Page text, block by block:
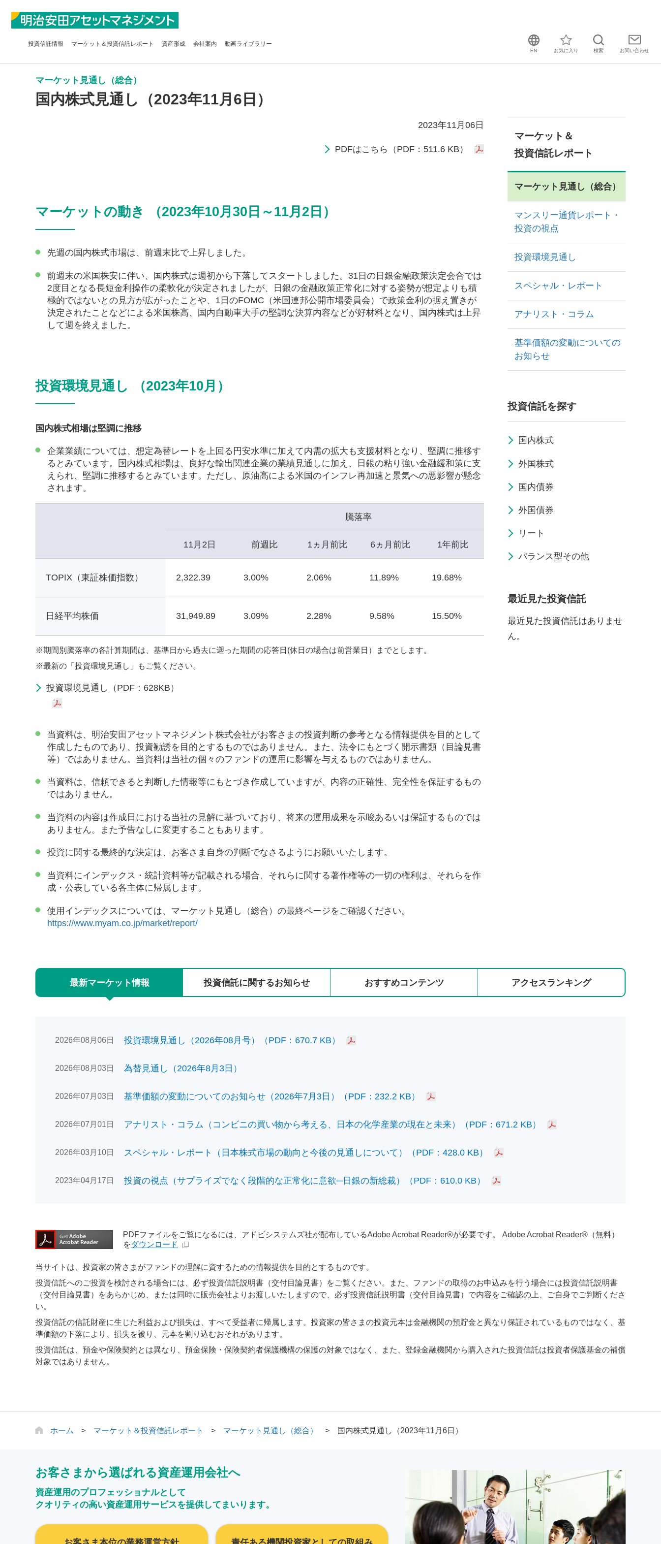
投資信託情報 マーケット＆投資信託レポート 資産形成 会社案内 動画ライブラリー
EN お気に入り 検索 お問い合わせ
マーケット見通し（総合）
国内株式見通し（2023年11月6日）
2023年11月06日
PDFはこちら（PDF：511.6 KB）
マーケットの動き （2023年10月30日～11月2日）
先週の国内株式市場は、前週末比で上昇しました。
前週末の米国株安に伴い、国内株式は週初から下落してスタートしました。31日の日銀金融政策決定会合では
2度目となる長短金利操作の柔軟化が決定されましたが、日銀の金融政策正常化に対する姿勢が想定よりも積
極的ではないとの見方が広がったことや、1日のFOMC（米国連邦公開市場委員会）で政策金利の据え置きが
決定されたことなどによる米国株高、国内自動車大手の堅調な決算内容などが好材料となり、国内株式は上昇
して週を終えました。
投資環境見通し （2023年10月）
国内株式相場は堅調に推移
企業業績については、想定為替レートを上回る円安水準に加えて内需の拡大も支援材料となり、堅調に推移す
るとみています。国内株式相場は、良好な輸出関連企業の業績見通しに加え、日銀の粘り強い金融緩和策に支
えられ、堅調に推移するとみています。ただし、原油高による米国のインフレ再加速と景気への悪影響が懸念
されます。
騰落率
11月2日 前週比 1ヵ月前比 6ヵ月前比 1年前比
TOPIX（東証株価指数） 2,322.39 3.00% 2.06% 11.89% 19.68%
日経平均株価 31,949.89 3.09% 2.28% 9.58% 15.50%
※期間別騰落率の各計算期間は、基準日から過去に遡った期間の応答日(休日の場合は前営業日）までとします。
※最新の「投資環境見通し」もご覧ください。
投資環境見通し（PDF：628KB）
当資料は、明治安田アセットマネジメント株式会社がお客さまの投資判断の参考となる情報提供を目的として
作成したものであり、投資勧誘を目的とするものではありません。また、法令にもとづく開示書類（目論見書
等）ではありません。当資料は当社の個々のファンドの運用に影響を与えるものではありません。
当資料は、信頼できると判断した情報等にもとづき作成していますが、内容の正確性、完全性を保証するもの
ではありません。
当資料の内容は作成日における当社の見解に基づいており、将来の運用成果を示唆あるいは保証するものでは
ありません。また予告なしに変更することもあります。
投資に関する最終的な決定は、お客さま自身の判断でなさるようにお願いいたします。
当資料にインデックス・統計資料等が記載される場合、それらに関する著作権等の一切の権利は、それらを作
成・公表している各主体に帰属します。
使用インデックスについては、マーケット見通し（総合）の最終ページをご確認ください。
https://www.myam.co.jp/market/report/
マーケット＆
投資信託レポート
マーケット見通し（総合）
マンスリー通貨レポート・
投資の視点
投資環境見通し
スペシャル・レポート
アナリスト・コラム
基準価額の変動についての
お知らせ
投資信託を探す
国内株式
外国株式
国内債券
外国債券
リート
バランス型その他
最近見た投資信託
最近見た投資信託はありませ
ん。
最新マーケット情報 投資信託に関するお知らせ おすすめコンテンツ アクセスランキング
2026年08月06日 投資環境見通し（2026年08月号）（PDF：670.7 KB）
2026年08月03日 為替見通し（2026年8月3日）
2026年07月03日 基準価額の変動についてのお知らせ（2026年7月3日）（PDF：232.2 KB）
2026年07月01日 アナリスト・コラム（コンビニの買い物から考える、日本の化学産業の現在と未来）（PDF：671.2 KB）
2026年03月10日 スペシャル・レポート（日本株式市場の動向と今後の見通しについて）（PDF：428.0 KB）
2023年04月17日 投資の視点（サプライズでなく段階的な正常化に意欲─日銀の新総裁）（PDF：610.0 KB）
PDFファイルをご覧になるには、アドビシステムズ社が配布しているAdobe Acrobat Reader®が必要です。 Adobe Acrobat Reader®（無料）
をダウンロード
当サイトは、投資家の皆さまがファンドの理解に資するための情報提供を目的とするものです。
投資信託へのご投資を検討される場合には、必ず投資信託説明書（交付目論見書）をご覧ください。また、ファンドの取得のお申込みを行う場合には投資信託説明書
（交付目論見書）をあらかじめ、または同時に販売会社よりお渡しいたしますので、必ず投資信託説明書（交付目論見書）で内容をご確認の上、ご自身でご判断くださ
い。
投資信託の信託財産に生じた利益および損失は、すべて受益者に帰属します。投資家の皆さまの投資元本は金融機関の預貯金と異なり保証されているものではなく、基
準価額の下落により、損失を被り、元本を割り込むおそれがあります。
投資信託は、預金や保険契約とは異なり、預金保険・保険契約者保護機構の保護の対象ではなく、また、登録金融機関から購入された投資信託は投資者保護基金の補償
対象ではありません。
ホーム マーケット＆投資信託レポート マーケット見通し（総合） 国内株式見通し（2023年11月6日）
お客さまから選ばれる資産運用会社へ
資産運用のプロフェッショナルとして
クオリティの高い資産運用サービスを提供してまいります。